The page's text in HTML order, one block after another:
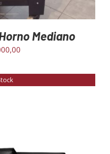
Mediano